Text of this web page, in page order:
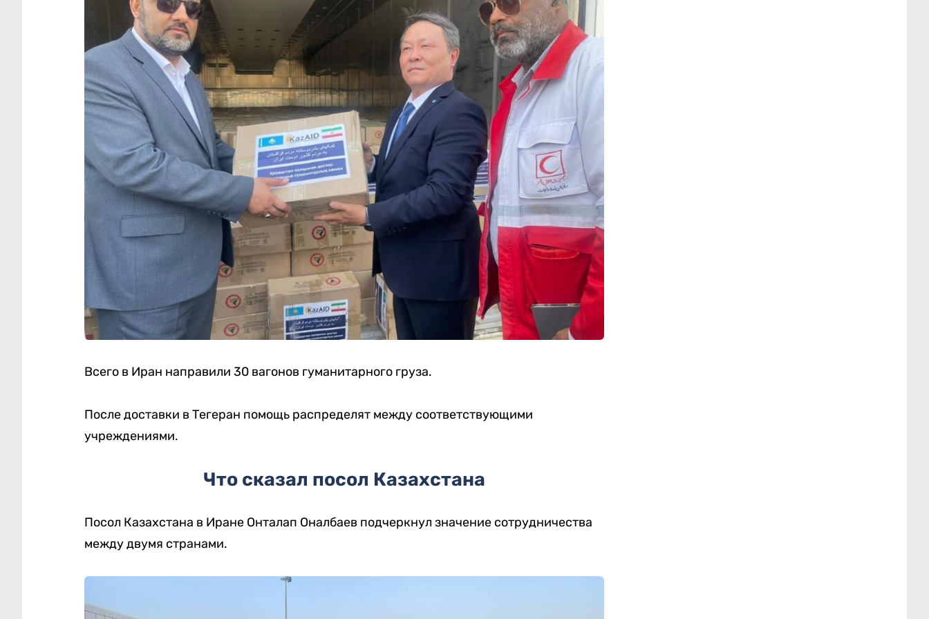
Всего в Иран направили 30 вагонов гуманитарного груза.
После доставки в Тегеран помощь распределят между соответствующими
учреждениями.
Что сказал посол Казахстана
Посол Казахстана в Иране Онталап Оналбаев подчеркнул значение сотрудничества
между двумя странами.